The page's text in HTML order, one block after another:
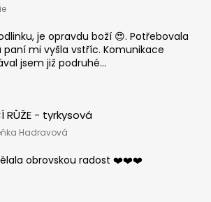
produktu je 5 z 5 hvězdiček.
je opravdu boží 😍. Potřebovala
mi vyšla vstříc. Komunikace
jsem již podruhé...
RŮŽE - tyrkysová
produktu je 5 z 5 hvězdiček.
Hadravová
obrovskou radost ❤️❤️❤️